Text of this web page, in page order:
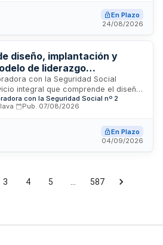
Toledo. El contrato abarca
redacción de documentación
durante la ejecución.
En Plazo
24/08/2026
diseño, implantación y
de liderazgo
plataforma tecnológica en
con la Seguridad Social
integral que comprende el diseño
de liderazgo transformador y
implantación organizacional, la
seguimiento de resultados y
interno. El contrato requiere
con la Seguridad Social nº 2
Pub. 07/08/2026
En Plazo
04/09/2026
3 4 5 587